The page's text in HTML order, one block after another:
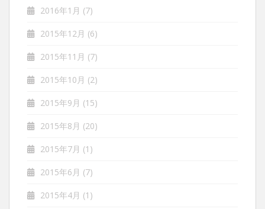
2016年1月 (7)
2015年12月 (6)
2015年11月 (7)
2015年10月 (2)
2015年9月 (15)
2015年8月 (20)
2015年7月 (1)
2015年6月 (7)
2015年4月 (1)